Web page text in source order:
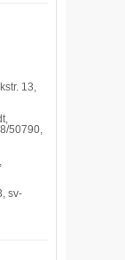
13,
50790,
sv-